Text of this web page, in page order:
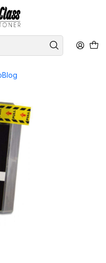
Blog
sobre $120.000
Alternativos
Alternativo Logic